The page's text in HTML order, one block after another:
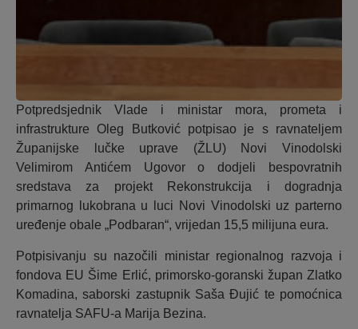
Potpredsjednik Vlade i ministar mora, prometa i
infrastrukture Oleg Butković potpisao je s ravnateljem
Županijske lučke uprave (ŽLU) Novi Vinodolski
Velimirom Antićem Ugovor o dodjeli bespovratnih
sredstava za projekt Rekonstrukcija i dogradnja
primarnog lukobrana u luci Novi Vinodolski uz parterno
uređenje obale „Podbaran“, vrijedan 15,5 milijuna eura.
Potpisivanju su nazočili ministar regionalnog razvoja i
fondova EU Šime Erlić, primorsko-goranski župan Zlatko
Komadina, saborski zastupnik Saša Đujić te pomoćnica
ravnatelja SAFU-a Marija Bezina.